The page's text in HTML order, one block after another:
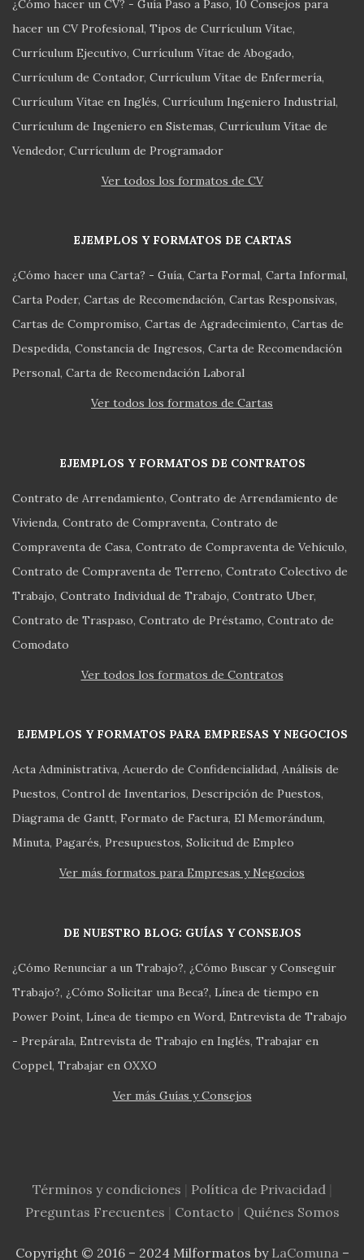
¿Cómo hacer un CV? - Guía Paso a Paso 10 Consejos para
hacer un CV Profesional Tipos de Currículum Vitae
Currículum Ejecutivo Currículum Vitae de Abogado
Currículum de Contador Currículum Vitae de Enfermería
Currículum Vitae en Inglés Currículum Ingeniero Industrial
Currículum de Ingeniero en Sistemas Currículum Vitae de
Vendedor Currículum de Programador
Ver todos los formatos de CV
EJEMPLOS Y FORMATOS DE CARTAS
¿Cómo hacer una Carta? - Guía Carta Formal Carta Informal
Carta Poder Cartas de Recomendación Cartas Responsivas
Cartas de Compromiso Cartas de Agradecimiento Cartas de
Despedida Constancia de Ingresos Carta de Recomendación
Personal Carta de Recomendación Laboral
Ver todos los formatos de Cartas
EJEMPLOS Y FORMATOS DE CONTRATOS
Contrato de Arrendamiento Contrato de Arrendamiento de
Vivienda Contrato de Compraventa Contrato de
Compraventa de Casa Contrato de Compraventa de Vehículo
Contrato de Compraventa de Terreno Contrato Colectivo de
Trabajo Contrato Individual de Trabajo Contrato Uber
Contrato de Traspaso Contrato de Préstamo Contrato de
Comodato
Ver todos los formatos de Contratos
EJEMPLOS Y FORMATOS PARA EMPRESAS Y NEGOCIOS
Acta Administrativa Acuerdo de Confidencialidad Análisis de
Puestos Control de Inventarios Descripción de Puestos
Diagrama de Gantt Formato de Factura El Memorándum
Minuta Pagarés Presupuestos Solicitud de Empleo
Ver más formatos para Empresas y Negocios
DE NUESTRO BLOG: GUÍAS Y CONSEJOS
¿Cómo Renunciar a un Trabajo? ¿Cómo Buscar y Conseguir
Trabajo? ¿Cómo Solicitar una Beca? Línea de tiempo en
Power Point Línea de tiempo en Word Entrevista de Trabajo
- Prepárala Entrevista de Trabajo en Inglés Trabajar en
Coppel Trabajar en OXXO
Ver más Guías y Consejos
Términos y condiciones Política de Privacidad|
Preguntas Frecuentes
Contacto Quiénes Somos
Copyright © 2016 – 2024 Milformatos by LaComuna–